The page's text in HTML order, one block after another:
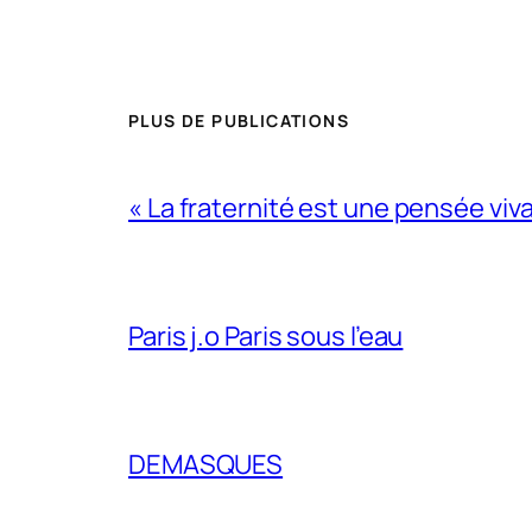
PLUS DE PUBLICATIONS
« La fraternité est une pensée
Paris j.o Paris sous l’eau
DEMASQUES